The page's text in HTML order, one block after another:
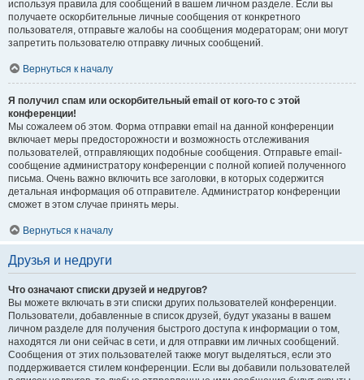
используя правила для сообщений в вашем личном разделе. Если вы
получаете оскорбительные личные сообщения от конкретного
пользователя, отправьте жалобы на сообщения модераторам; они могут
запретить пользователю отправку личных сообщений.
Вернуться к началу
Я получил спам или оскорбительный email от кого-то с этой
конференции!
Мы сожалеем об этом. Форма отправки email на данной конференции
включает меры предосторожности и возможность отслеживания
пользователей, отправляющих подобные сообщения. Отправьте email-
сообщение администратору конференции с полной копией полученного
письма. Очень важно включить все заголовки, в которых содержится
детальная информация об отправителе. Администратор конференции
сможет в этом случае принять меры.
Вернуться к началу
Друзья и недруги
Что означают списки друзей и недругов?
Вы можете включать в эти списки других пользователей конференции.
Пользователи, добавленные в список друзей, будут указаны в вашем
личном разделе для получения быстрого доступа к информации о том,
находятся ли они сейчас в сети, и для отправки им личных сообщений.
Сообщения от этих пользователей также могут выделяться, если это
поддерживается стилем конференции. Если вы добавили пользователей